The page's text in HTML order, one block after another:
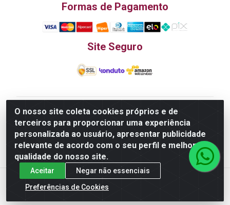
O nosso site coleta cookies próprios e de
terceiros para proporcionar uma experiência
personalizada ao usuário, apresentar publicidade
relevante de acordo com o seu perfil e melhorar a
qualidade do nosso site.
Aceitar
Negar não essenciais
Preferências de Cookies
Formas de Pagamento
Site Seguro
Edn Utilidades Domésticas Importação e Exportação
LTDA - R. Edmundo Pinto da Cunha, LT APM 06, N 133 -
Res. Luiza Monteiro, Trindade - GO, 75385-000 - CNPJ
20.758.851.0045/26